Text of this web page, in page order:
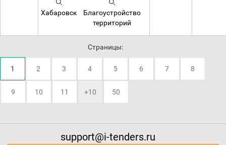
Хабаровск
Благоустройство
территорий
Страницы:
1 2 3 4 5 6 7 8
9 10 11 +10 50
support@i-tenders.ru